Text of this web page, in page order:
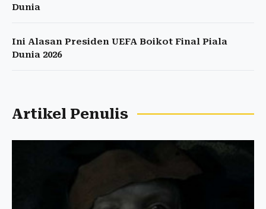
Dunia
Ini Alasan Presiden UEFA Boikot Final Piala
Dunia 2026
Artikel Penulis